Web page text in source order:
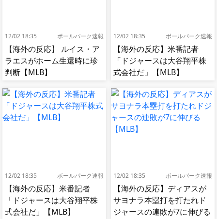
12/02 18:35 ボールパーク速報
【海外の反応】 ルイス・ア
ラエスがホーム生還時に珍
判断【MLB】
12/02 18:35 ボールパーク速報
【海外の反応】米番記者
「ドジャースは大谷翔平株
式会社だ」【MLB】
12/02 18:35 ボールパーク速報
【海外の反応】米番記者
「ドジャースは大谷翔平株
式会社だ」【MLB】
12/02 18:35 ボールパーク速報
【海外の反応】ディアスが
サヨナラ本塁打を打たれド
ジャースの連敗が7に伸びる